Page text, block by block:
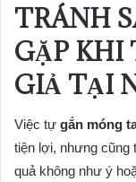
TRÁNH
GẶP KHI
GIẢ TẠI
Việc tự gắn móng
tiện lợi, nhưng cũng
quả không như ý